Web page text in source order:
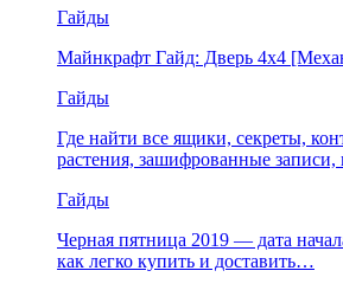
Гайды
Майнкрафт Гайд: Дверь 4х4
Гайды
Где найти все ящики, секреты,
растения, зашифрованные
Гайды
Черная пятница 2019 — дата
как легко купить и доставить…